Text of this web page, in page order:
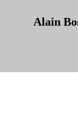
Alain